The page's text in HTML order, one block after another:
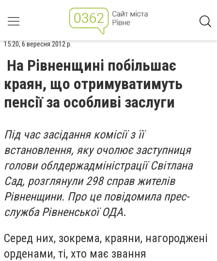
15:20, 6 вересня 2012 р.
На Рівненщині побільшає
краян, що отримуватимуть
пенсії за особливі заслуги
Під час засідання комісії з її
встановлення, яку очолює заступниця
голови облдержадміністрації Світлана
Сад, розглянули 298 справ жителів
Рівненщини. Про це повідомила прес-
служба Рівненської ОДА.
Серед них, зокрема, краяни, нагороджені
орденами, ті, хто має звання